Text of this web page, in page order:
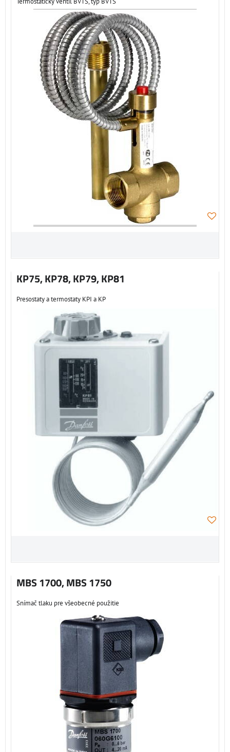
KP75, KP78, KP79, KP81
Presostaty a termostaty KPI a KP
MBS 1700, MBS 1750
Snímač tlaku pre všeobecné použitie